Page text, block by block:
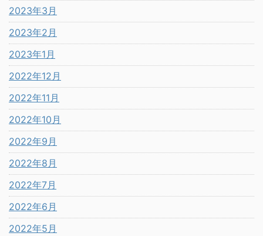
2023年3月
2023年2月
2023年1月
2022年12月
2022年11月
2022年10月
2022年9月
2022年8月
2022年7月
2022年6月
2022年5月